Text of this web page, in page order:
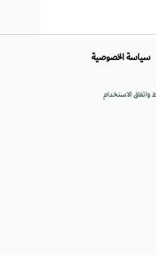
الاستخدام
سياسة الخصوصية